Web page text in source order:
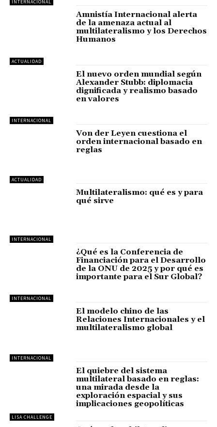
INTERNACIONAL
ACTUALIDAD
Amnistía Internacional alerta
de la amenaza actual al
multilateralismo y los Derechos
Humanos
INTERNACIONAL
El nuevo orden mundial según
Alexander Stubb: diplomacia
dignificada y realismo basado
en valores
ACTUALIDAD
Von der Leyen cuestiona el
orden internacional basado en
reglas
INTERNACIONAL
Multilateralismo: qué es y para
qué sirve
INTERNACIONAL
¿Qué es la Conferencia de
Financiación para el Desarrollo
de la ONU de 2025 y por qué es
importante para el Sur Global?
INTERNACIONAL
El modelo chino de las
Relaciones Internacionales y el
multilateralismo global
LISA CHALLENGE
El quiebre del sistema
multilateral basado en reglas:
una mirada desde la
exploración espacial y sus
implicaciones geopolíticas